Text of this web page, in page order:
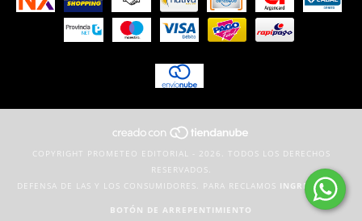
COPYRIGHT PROMETEO EDITORIAL - 2026. TODOS LOS DERECHOS
RESERVADOS.
DEFENSA DE LAS Y LOS CONSUMIDORES. PARA RECLAMOS INGRESÁ ACÁ.
BOTÓN DE ARREPENTIMIENTO